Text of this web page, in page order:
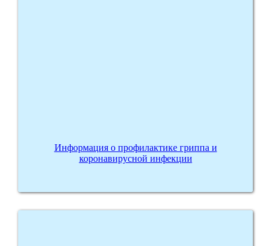
Информация о профилактике гриппа и
коронавирусной инфекции